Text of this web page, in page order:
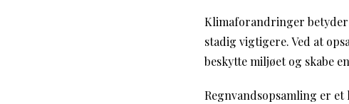
Klimaforandringer
stadig vigtigere. Ved at
beskytte miljøet og skabe
Regnvandsopsamling er